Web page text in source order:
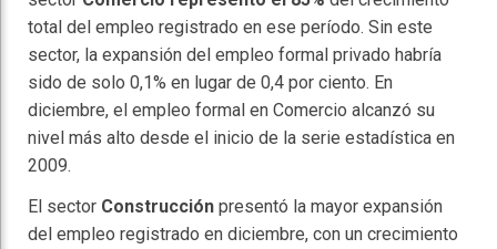
total del empleo registrado en ese período. Sin este
sector, la expansión del empleo formal privado habría
sido de solo 0,1% en lugar de 0,4 por ciento. En
diciembre, el empleo formal en Comercio alcanzó su
nivel más alto desde el inicio de la serie estadística en
2009.
El sector Construcción presentó la mayor expansión
del empleo registrado en diciembre, con un crecimiento